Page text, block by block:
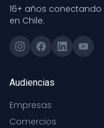
16+ años
en Chile.
Audiencias
Empresas
Comercios